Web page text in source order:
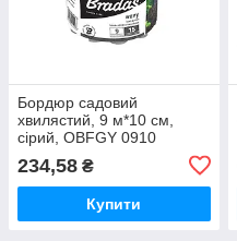
Бордюр садовий
хвилястий, 9 м*10 см,
сірий, OBFGY 0910
234,58 ₴
Купити